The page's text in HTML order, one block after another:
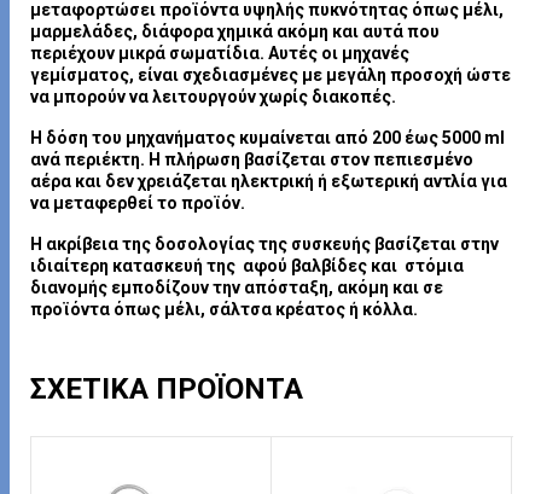
μεταφορτώσει προϊόντα υψηλής πυκνότητας όπως μέλι,
μαρμελάδες, διάφορα χημικά ακόμη και αυτά που
περιέχουν μικρά σωματίδια. Αυτές οι μηχανές
γεμίσματος, είναι σχεδιασμένες με μεγάλη προσοχή ώστε
να μπορούν να λειτουργούν χωρίς διακοπές.
Η δόση του μηχανήματος κυμαίνεται από 200 έως 5000 ml
ανά περιέκτη. Η πλήρωση βασίζεται στον πεπιεσμένο
αέρα και δεν χρειάζεται ηλεκτρική ή εξωτερική αντλία για
να μεταφερθεί το προϊόν.
Η ακρίβεια της δοσολογίας της συσκευής βασίζεται στην
ιδιαίτερη κατασκευή της αφού βαλβίδες και στόμια
διανομής εμποδίζουν την απόσταξη, ακόμη και σε
προϊόντα όπως μέλι, σάλτσα κρέατος ή κόλλα.
ΣΧΕΤΙΚΆ ΠΡΟΪΌΝΤΑ